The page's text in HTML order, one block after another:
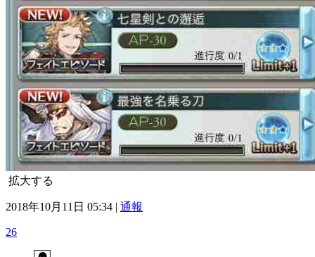
拡大する
2018年10月11日 05:34 | 通報
26